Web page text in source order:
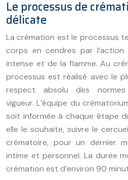
Le processus de
délicate
La crémation est le processus
corps en cendres par
intense et de la flamme. Au
processus est réalisé avec le
respect absolu des normes
vigueur. L’équipe du
soit informée à chaque étape
elle le souhaite, suivre le
crématoire, pour un dernier
intime et personnel. La durée
crémation est d’environ 90